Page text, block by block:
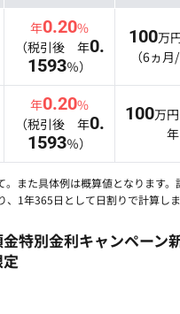
年0.20%
（税引後 年0.
1593％）
100万
（6ヵ
年0.20%
（税引後 年0.
1593％）
100万
また具体例は概算値となります。
、1年365日として日割りで計算しま
特別金利キャンペーン